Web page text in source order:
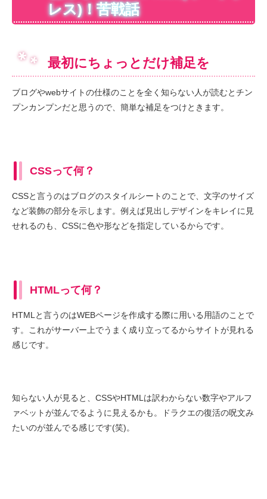
レス)！苦戦話
最初にちょっとだけ補足を
ブログやwebサイトの仕様のことを全く知らない人が読むとチン
プンカンプンだと思うので、簡単な補足をつけときます。
CSSって何？
CSSと言うのはブログのスタイルシートのことで、文字のサイズ
など装飾の部分を示します。例えば見出しデザインをキレイに見
せれるのも、CSSに色や形などを指定しているからです。
HTMLって何？
HTMLと言うのはWEBページを作成する際に用いる用語のことで
す。これがサーバー上でうまく成り立ってるからサイトが見れる
感じです。
知らない人が見ると、CSSやHTMLは訳わからない数字やアルフ
ァベットが並んでるように見えるかも。ドラクエの復活の呪文み
たいのが並んでる感じです(笑)。